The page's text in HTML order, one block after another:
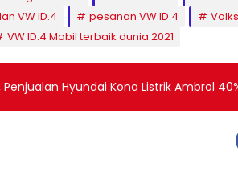
VW ID.4 pesanan VW ID.4
VW ID.4 Mobil terbaik dunia 2021
Hyundai Kona Listrik Ambrol